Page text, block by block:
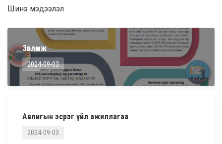
Шинэ мэдээлэл
Зөвлөмж
2024-09-03
Авлигын эсрэг үйл ажиллагаа
2024-09-03